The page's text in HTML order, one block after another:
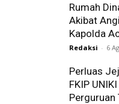
Rumah
Akibat
Kapolda
Redaksi - 6
Perluas
FKIP
Perguruan